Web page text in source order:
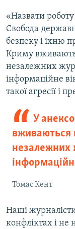
«Назвати
Свобода
безпеку і їхню
Криму
незалежних
інформаційне
такої агресії і
У
вживаються
незалежних
Томас Кент
Наші
конфліктах і